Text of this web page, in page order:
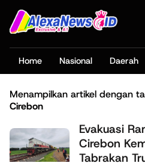
Home Nasional Daerah
Menampilkan artikel dengan
Cirebon
Evakuasi
Cirebon
Tabrakan